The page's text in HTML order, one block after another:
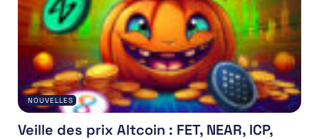
NOUVELLES
Veille des prix Altcoin : FET, NEAR, ICP,